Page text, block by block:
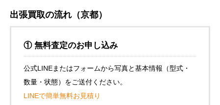
出張買取の流れ（京都）
① 無料査定のお申し込み
公式LINEまたはフォームから写真と基本情報（型式・
数量・状態）をご送付ください。
LINEで簡単無料お見積り